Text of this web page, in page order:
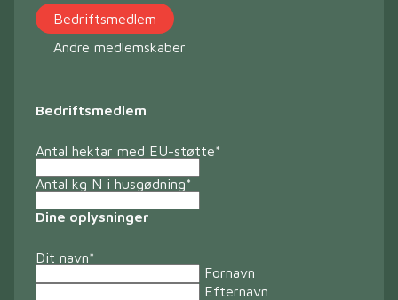
Bedriftsmedlem
Andre medlemskaber
Bedriftsmedlem
Antal hektar med EU-støtte*
Antal kg N i husgødning*
Dine oplysninger
Dit navn*
Fornavn
Efternavn